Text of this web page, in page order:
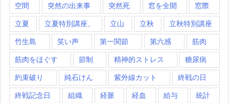
空間 突然の出来事 突然死 窓を全開 窓際
立夏 立夏特別講座、 立山 立秋 立秋特別講座
竹生島 笑い声 第一関節 第六感 筋肉
筋肉をほぐす 節制 精神的ストレス 糖尿病
約束破り 純石けん 紫外線カット 終戦の日
終戦記念日 組織 経脈 経血 給与 統計